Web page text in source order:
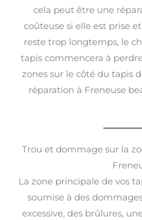
cela peut être une
coûteuse si elle est prise
reste trop longtemps, le
tapis commencera à
zones sur le côté du tapis
réparation à Freneuse
Trou et dommage sur la
La zone principale de vos
soumise à des
excessive, des brûlures,